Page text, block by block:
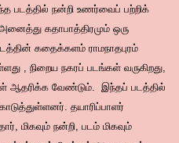
படத்தில் நன்றி உணர்வைப் பற்றிக்
கதாபாத்திரமும் ஒரு
கதைக்களம் ராமநாதபுரம்
, நிறைய நகரப் படங்கள் வருகிறது,
ஆதரிக்க வேண்டும். இந்தப் படத்தில்
தயாரிப்பாளர்
மிகவும் நன்றி, படம் மிகவும்